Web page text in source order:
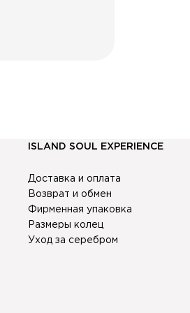
ISLAND SOUL EXPERIENCE
Доставка и оплата
Возврат и обмен
Фирменная упаковка
Размеры колец
Уход за серебром